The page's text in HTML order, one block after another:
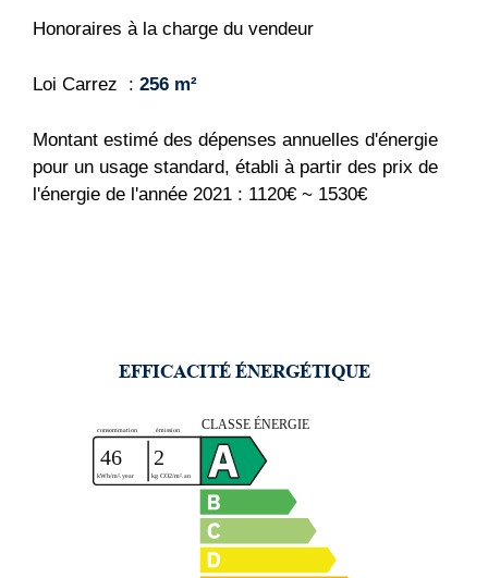
Honoraires à la charge du vendeur
Loi Carrez 256 m²
Montant estimé des dépenses annuelles d'énergie
pour un usage standard, établi à partir des prix de
l'énergie de l'année 2021 : 1120€ ~ 1530€
EFFICACITÉ ÉNERGÉTIQUE